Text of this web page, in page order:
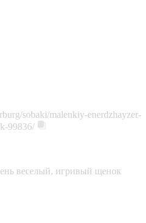
sobaki/malenkiy-enerdzhayzer-
99836/
веселый, игривый щенок